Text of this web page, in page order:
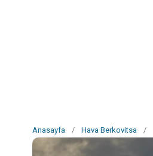
Anasayfa / Hava Berkovitsa /